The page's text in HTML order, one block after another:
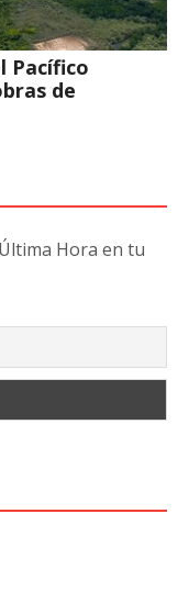
Pacífico
de
Hora en tu